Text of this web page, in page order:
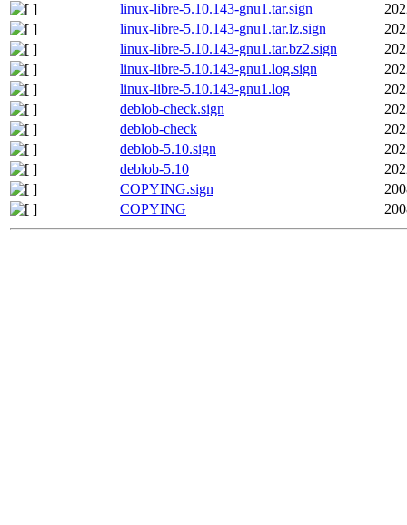
linux-libre-5.10.143-gnu1.tar.sign
linux-libre-5.10.143-gnu1.tar.lz.sign
linux-libre-5.10.143-gnu1.tar.bz2.sign
linux-libre-5.10.143-gnu1.log.sign
linux-libre-5.10.143-gnu1.log
deblob-check.sign
deblob-check
deblob-5.10.sign
deblob-5.10
COPYING.sign
COPYING